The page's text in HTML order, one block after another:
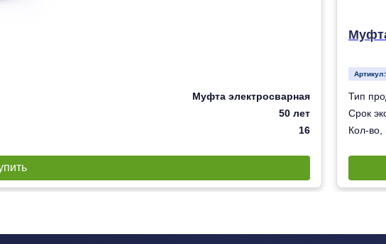
Муфта электросварная
50 лет
16
Артикул:
Тип
Срок
Кол-во,